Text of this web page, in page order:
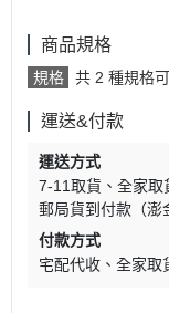
商品規格
規格 共 2 種規格
運送&付款
運送方式
7-11取貨
全家取
郵局貨到付款（澎
付款方式
宅配代收
全家取